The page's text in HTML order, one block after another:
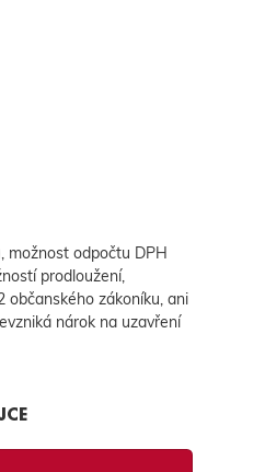
možnost odpočtu DPH
prodloužení,
občanského zákoníku, ani
nárok na uzavření